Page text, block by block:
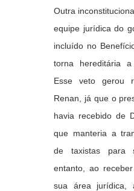
Outra
equipe jurídica do
incluído no
torna hereditária
Esse veto gerou
Renan, já que o
havia recebido de
que manteria a
de taxistas para
entanto, ao
sua área jurídica,